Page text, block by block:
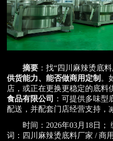
摘要 ：找“四川麻辣烫底
供货能力、能否做商用定制 。
店，或正在更换更稳定的底料
食品有限公司
：可提供多味
配送，并配套门店经营支持，
时间：2026年03月18日
词：四川麻辣烫底料厂家 / 商